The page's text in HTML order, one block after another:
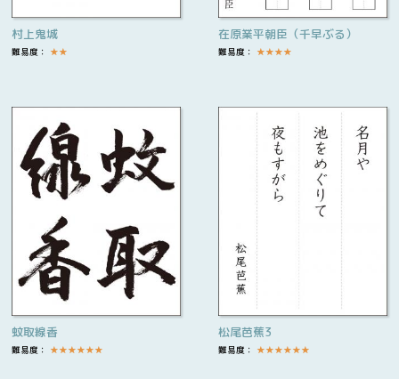
村上鬼城
難易度： ★★
在原業平朝臣（千早ぶる）
難易度： ★★★★
蚊取線香
難易度： ★★★★★★
松尾芭蕉3
難易度： ★★★★★★